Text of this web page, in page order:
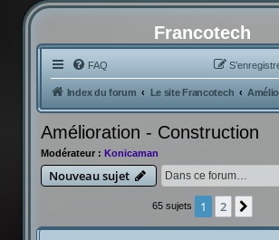
Francotech
FAQ
Index du forum Le site Francotech
Amélioration - Construction
Modérateur : Konicaman
Nouveau sujet
65 sujets 1 2